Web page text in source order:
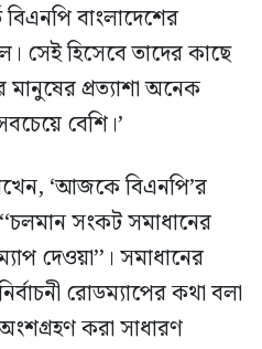
বাংলাদেশের
সেই হিসেবে তাদের কাছে
প্রত্যাশা অনেক
বেশি।’
‘আজকে বিএনপি’র
সংকট সমাধানের
দেওয়া’’। সমাধানের
রোডম্যাপের কথা বলা
করা সাধারণ